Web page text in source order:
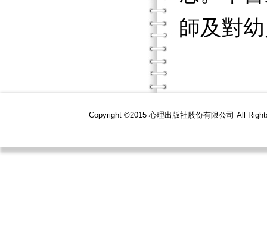
師及對
Copyright ©2015 心理出版社股份有限公司 All